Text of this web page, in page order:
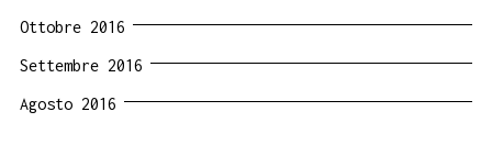
Ottobre 2016
Settembre 2016
Agosto 2016